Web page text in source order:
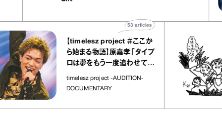
【timelesz project ＃ここか
ら始まる物語】原嘉孝「タイプ
ロは夢をもう一度追わせてく
れた場所」
timelesz project -AUDITION-
DOCUMENTARY
articles